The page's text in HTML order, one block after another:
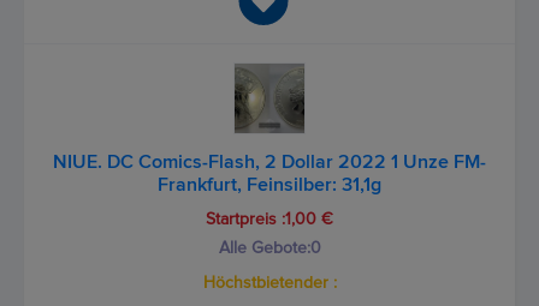
NIUE. DC Comics-Flash, 2 Dollar 2022 1 Unze FM-
Frankfurt, Feinsilber: 31,1g
Startpreis :1,00 €
Alle Gebote:0
Höchstbietender :